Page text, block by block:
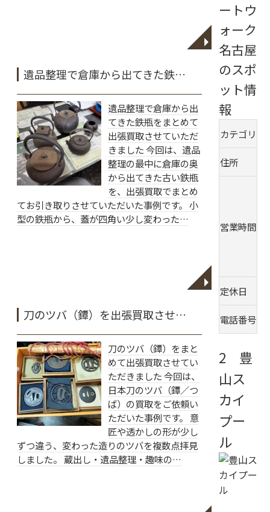
◥
遺品整理で倉庫から出てきた鉄…
遺品整理で倉庫から出
てきた鉄瓶をまとめて
出張買取させていただ
きました 今回は、遺品
整理の最中に倉庫の奥
から出てきた古い鉄瓶
を、出張買取でまとめ
てお引き取りさせていただいた事例です。 小
型の鉄瓶から、蓋が四角い少し変わった…
◥
刀のツバ（鐔）を出張買取させ…
刀のツバ（鐔）をまと
めて出張買取させてい
ただきました 今回は、
日本刀のツバ（鐔／つ
ば）の買取をご依頼い
ただいた事例です。 意
匠や透かしの形が少し
ずつ違う、変わった造りのツバを複数点拝見
しました。 蔵出し・遺品整理・趣味の…
ートウ
ォーク
名古屋
のスポ
ット情
報
カテゴリ
住所
営業時間
定休日
電話番号
2 豊
山ス
カイ
プー
ル